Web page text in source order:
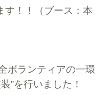
す！！（ブース：本
ボランティアの一環
”を行いました！